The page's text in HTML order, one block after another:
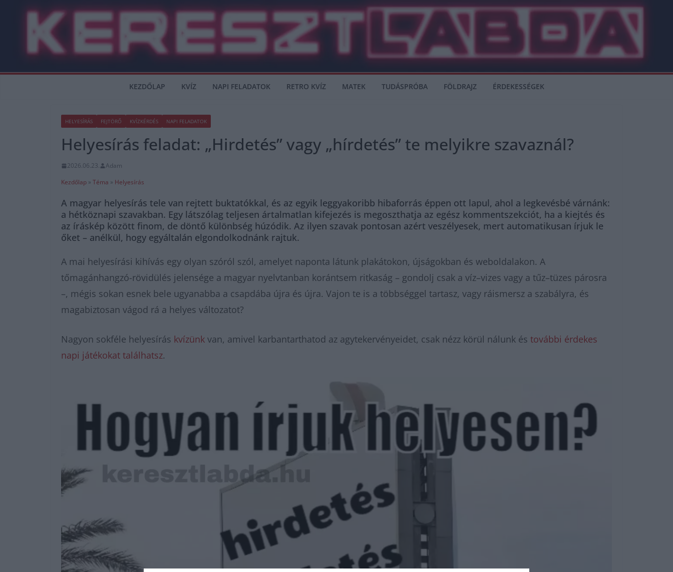
KEZDŐLAP KVÍZ NAPI FELADATOK RETRO KVÍZ MATEK TUDÁSPRÓBA FÖLDRAJZ ÉRDEKESSÉGEK
HELYESÍRÁS FEJTÖRŐ KVÍZKÉRDÉS NAPI FELADATOK
Helyesírás feladat: „Hirdetés” vagy „hírdetés” te melyikre szavaznál?
2026.06.23.
Adam
Kezdőlap » Téma » Helyesírás
A magyar helyesírás tele van rejtett buktatókkal, és az egyik leggyakoribb hibaforrás éppen ott lapul, ahol a legkevésbé várnánk:
a hétköznapi szavakban. Egy látszólag teljesen ártalmatlan kifejezés is megoszthatja az egész kommentszekciót, ha a kiejtés és
az íráskép között finom, de döntő különbség húzódik. Az ilyen szavak pontosan azért veszélyesek, mert automatikusan írjuk le
őket – anélkül, hogy egyáltalán elgondolkodnánk rajtuk.
A mai helyesírási kihívás egy olyan szóról szól, amelyet naponta látunk plakátokon, újságokban és weboldalakon. A
tőmagánhangzó-rövidülés jelensége a magyar nyelvtanban korántsem ritkaság – gondolj csak a víz–vizes vagy a tűz–tüzes párosra
–, mégis sokan esnek bele ugyanabba a csapdába újra és újra. Vajon te is a többséggel tartasz, vagy ráismersz a szabályra, és
magabiztosan vágod rá a helyes változatot?
Nagyon sokféle helyesírás kvízünk van, amivel karbantarthatod az agytekervényeidet, csak nézz körül nálunk és további érdekes
napi játékokat találhatsz.